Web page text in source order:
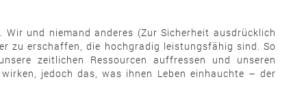
und niemand anderes (Zur Sicherheit ausdrücklich
zu erschaffen, die hochgradig leistungsfähig sind. So
zeitlichen Ressourcen auffressen und unseren
jedoch das, was ihnen Leben einhauchte – der